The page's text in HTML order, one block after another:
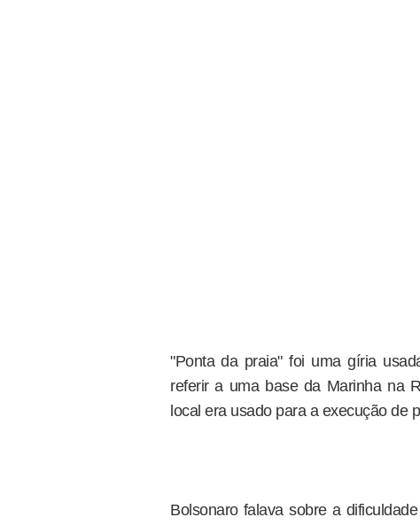
"Ponta da praia" foi uma gíria
referir a uma base da Marinha na
local era usado para a execução de
Bolsonaro falava sobre a